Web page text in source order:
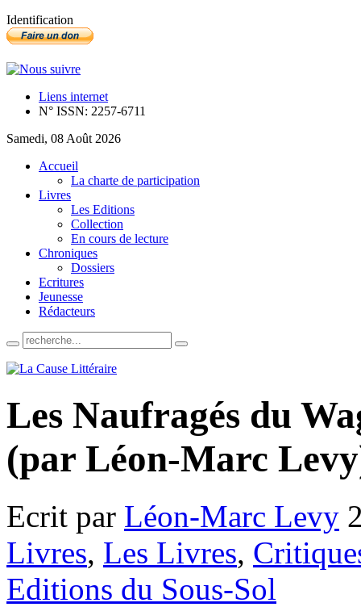
Identification
Liens internet
N° ISSN: 2257-6711
Samedi, 08 Août 2026
Accueil
La charte de participation
Livres
Les Editions
Collection
En cours de lecture
Chroniques
Dossiers
Ecritures
Jeunesse
Rédacteurs
Les Naufragés du
(par Léon-Marc
Ecrit par Léon-Marc Levy
Livres, Les Livres,
Editions du Sous-Sol